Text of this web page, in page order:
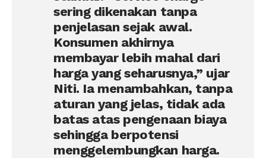
sering dikenakan tanpa
penjelasan sejak awal.
Konsumen akhirnya
membayar lebih mahal dari
harga yang seharusnya,” ujar
Niti. Ia menambahkan, tanpa
aturan yang jelas, tidak ada
batas atas pengenaan biaya
sehingga berpotensi
menggelembungkan harga.